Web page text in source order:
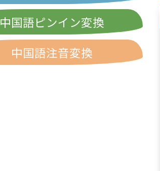
中国語ピンイン変換
中国語注音変換